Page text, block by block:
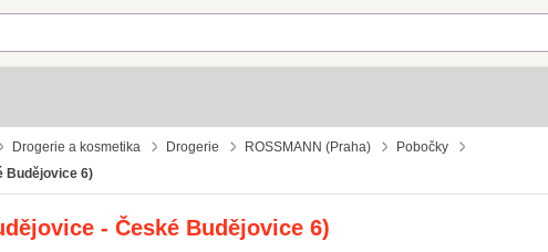
Drogerie a kosmetika Drogerie ROSSMANN (Praha)
Pobočky
Budějovice 6)
- České Budějovice 6)